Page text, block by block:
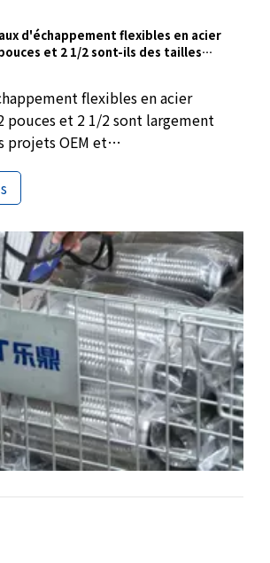
d'échappement flexibles en acier
et 2 1/2 sont-ils des tailles
flexibles en acier
pouces et 2 1/2 sont largement
projets OEM et
véhicules longs à section
standard garantissent la
l'absorption des
performances constantes pour la
l'approvisionnement à grande